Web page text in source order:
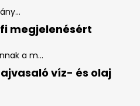
megjelenésért
a m...
víz- és olaj